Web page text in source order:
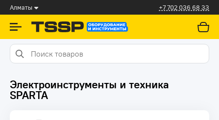
Алматы +7 702 036 68 33
Электроинструменты и техника
SPARTA